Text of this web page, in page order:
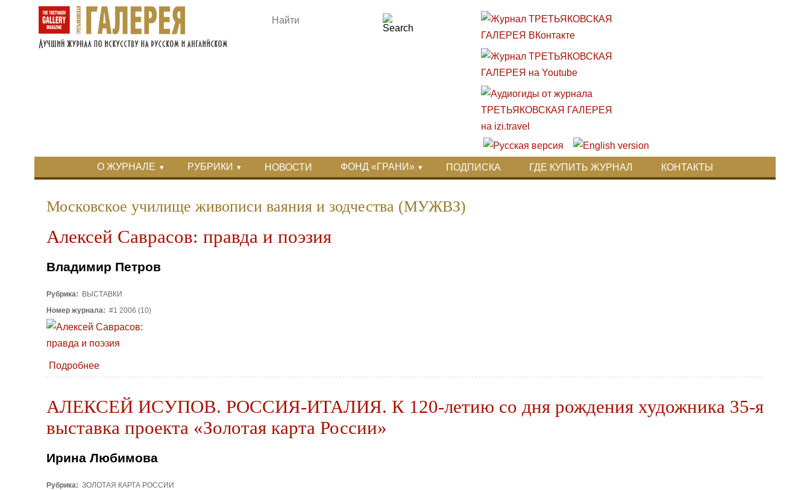
Перейти к основному содержанию
Skip to search
О ЖУРНАЛЕ РУБРИКИ НОВОСТИ ФОНД «ГРАНИ» ПОДПИСКА ГДЕ КУПИТЬ ЖУРНАЛ КОНТАКТЫ
Московское училище живописи ваяния и зодчества (МУЖВЗ)
Алексей Саврасов: правда и поэзия
Владимир Петров
Рубрика:
ВЫСТАВКИ
Номер журнала: #1 2006 (10)
Подробнее
АЛЕКСЕЙ ИСУПОВ. РОССИЯ-ИТАЛИЯ. К 120-летию со дня рождения художника 35-я
выставка проекта «Золотая карта России»
Ирина Любимова
Рубрика: ЗОЛОТАЯ КАРТА РОССИИ